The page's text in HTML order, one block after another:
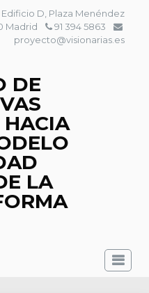
D, Plaza Menéndez
Madrid
91 394 5863
proyecto@visionarias.es
DE
HACIA
LA